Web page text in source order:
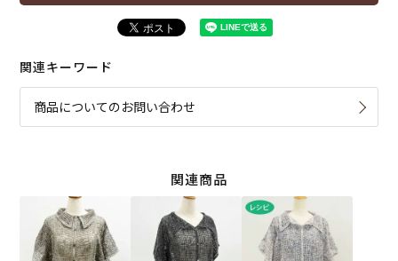
関連キーワード
商品についてのお問い合わせ
関連商品